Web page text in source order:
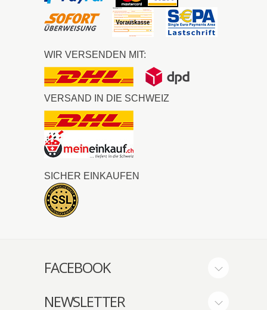
WIR VERSENDEN MIT:
VERSAND IN DIE SCHWEIZ
SICHER EINKAUFEN
FACEBOOK
NEWSLETTER